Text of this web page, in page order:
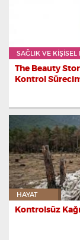
SAĞLIK VE KIŞISEL
The Beauty
Kontrol
HAYAT
Kontrolsüz